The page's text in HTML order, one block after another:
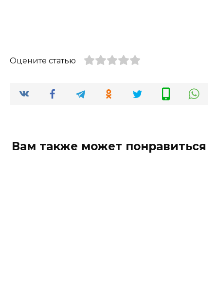
Оцените статью
Вам также может понравиться